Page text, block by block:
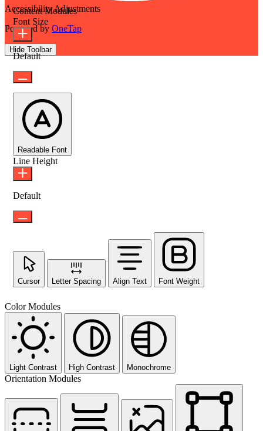
Accessibility Adjustments
Powered by OneTap
Hide Toolbar
Content Modules
Font Size
Default
Readable Font
Line Height
Default
Cursor Letter Spacing Align Text Font Weight
Color Modules
Light Contrast High Contrast Monochrome
Orientation Modules